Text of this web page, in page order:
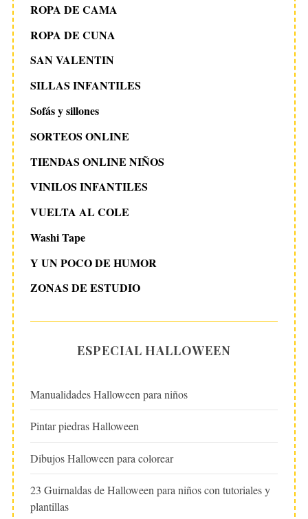
ROPA DE CAMA
ROPA DE CUNA
SAN VALENTIN
SILLAS INFANTILES
Sofás y sillones
SORTEOS ONLINE
TIENDAS ONLINE NIÑOS
VINILOS INFANTILES
VUELTA AL COLE
Washi Tape
Y UN POCO DE HUMOR
ZONAS DE ESTUDIO
ESPECIAL HALLOWEEN
Manualidades Halloween para niños
Pintar piedras Halloween
Dibujos Halloween para colorear
23 Guirnaldas de Halloween para niños con tutoriales y
plantillas